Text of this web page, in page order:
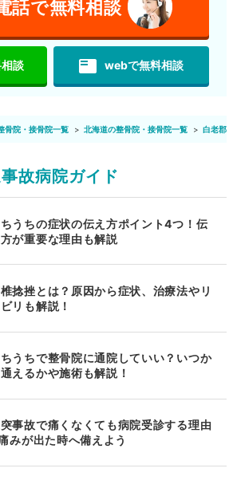
話で無料相談
談 featured_play_list webで無料相談
骨院・接骨院一覧 北海道の整骨院・接骨院一覧 白老郡
故病院ガイド
うちの症状の伝え方ポイント4つ！伝
が重要な理由も解説
捻挫とは？原因から症状、治療法やリ
リも解説！
うちで整骨院に通院していい？いつか
えるかや施術も解説！
事故で痛くなくても病院受診する理由
みが出た時へ備えよう